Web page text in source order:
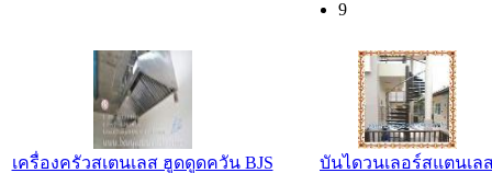
9
เครื่องครัวสเตนเลส ฮูดดูดควัน BJS
บันไดวนเลอร์สแตนเล